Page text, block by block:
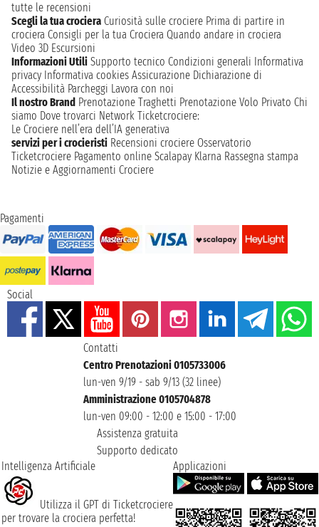
tutte le recensioni
Scegli la tua crociera Curiosità sulle crociere Prima di partire in
crociera Consigli per la tua Crociera Quando andare in crociera
Video 3D Escursioni
Informazioni Utili Supporto tecnico Condizioni generali Informativa
privacy Informativa cookies Assicurazione Dichiarazione di
Accessibilità Parcheggi Lavora con noi
Il nostro Brand Prenotazione Traghetti Prenotazione Volo Privato Chi
siamo Dove trovarci Network Ticketcrociere:
Le Crociere nell’era dell’IA generativa
servizi per i crocieristi Recensioni crociere Osservatorio
Ticketcrociere Pagamento online Scalapay Klarna Rassegna stampa
Notizie e Aggiornamenti Crociere
Pagamenti
Social
Contatti
Centro Prenotazioni 0105733006
lun-ven 9/19 - sab 9/13 (32 linee)
Amministrazione 0105704878
lun-ven 09:00 - 12:00 e 15:00 - 17:00
Assistenza gratuita
Supporto dedicato
Intelligenza Artificiale
Utilizza il GPT di Ticketcrociere
per trovare la crociera perfetta!
Applicazioni